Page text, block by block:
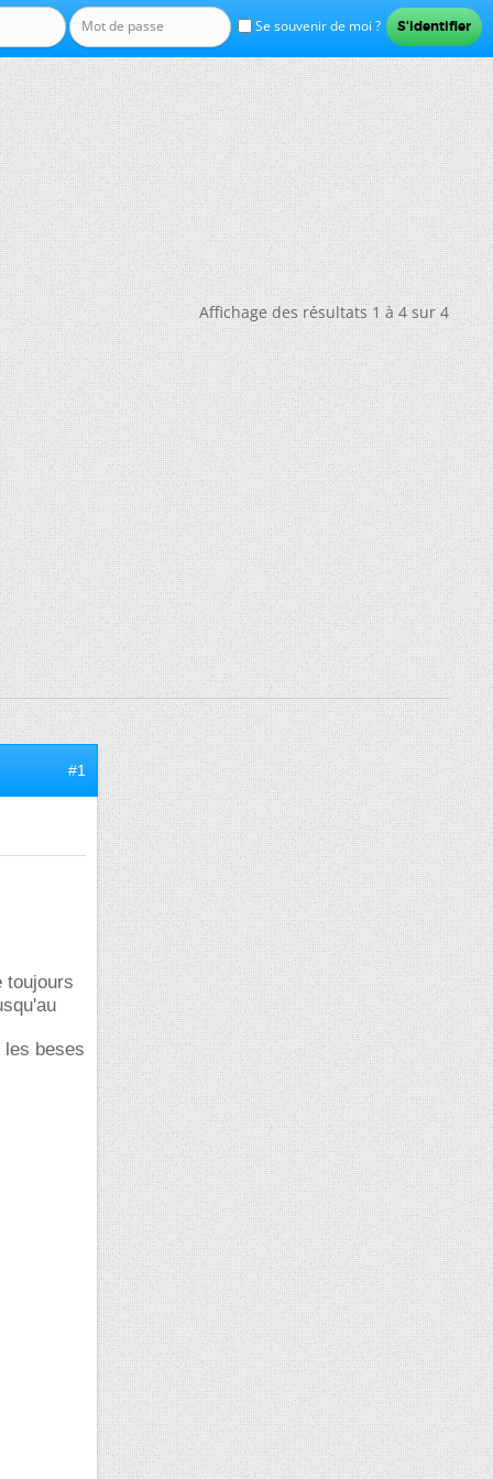
Se souvenir de moi ?
Affichage des résultats 1 à 4 sur 4
#1
toujours
beses